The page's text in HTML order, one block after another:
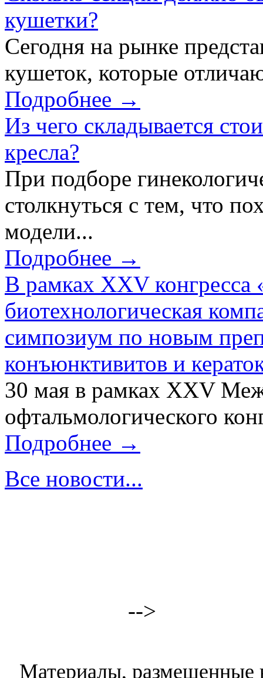
кушетки?
Сегодня на рынке
кушеток, которые
Подробнее →
Из чего складывается
кресла?
При подборе
столкнуться с тем, что
модели...
Подробнее →
В рамках XXV конгресса
биотехнологическая
симпозиум по новым
конъюнктивитов и
30 мая в рамках XXV
офтальмологического
Подробнее →
Все новости...
-->
Материалы, размещенные